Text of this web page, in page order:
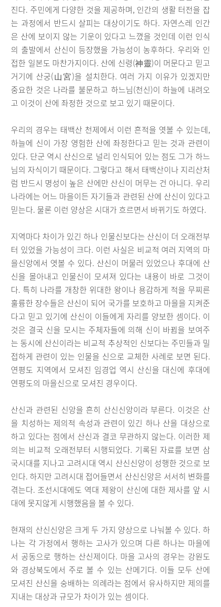
진다. 주민에게 다양한 것을 제공하며, 인간의 생활 터전을 잡
는 과정에서 반드시 살피는 대상이기도 하다. 자연스레 인간
은 산에 보이지 않는 기운이 있다고 느꼈을 것인데 이런 인식
의 출발에서 산신이 등장했을 가능성이 농후하다. 우리와 인
접한 일본도 마찬가지이다. 산에 신령(神靈)이 머문다고 믿고
거기에 산궁(山宮)을 설치한다. 여러 가지 이유가 있겠지만
중요한 것은 나라를 불문하고 하느님(천신)이 하늘에 내려오
고 이것이 산에 좌정한 것으로 보고 있기 때문이다.
우리의 경우는 태백산 천제에서 이런 흔적을 엿볼 수 있는데,
하늘에 신이 가장 영험한 산에 좌정한다고 믿는 것과 관련이
있다. 단군 역시 산신으로 널리 인식되어 있는 점도 그가 하느
님의 자식이기 때문이다. 그렇다고 해서 태백산이나 지리산처
럼 반드시 명성이 높은 산에만 산신이 머무는 건 아니다. 우리
나라에는 어느 마을이든 자기들과 관련된 산에 산신이 있다고
믿는다. 물론 이런 양상은 시대가 흐르면서 바뀌기도 하였다.
지역마다 차이가 있긴 하나 인물신보다는 산신이 더 오래전부
터 있었을 가능성이 크다. 이런 사실은 비교적 여러 지역의 마
을신앙에서 엿볼 수 있다. 산신이 머물러 있었으나 후대에 산
신을 몰아내고 인물신이 모셔져 있다는 내용이 바로 그것이
다. 특히 나라를 개창한 위대한 왕이나 용감하게 적을 무찌른
훌륭한 장수들은 산신이 되어 국가를 보호하고 마을을 지켜준
다고 믿고 있기에 산신이 이들에게 자리를 양보한 셈이다. 이
것은 결국 신을 모시는 주체자들에 의해 신이 바뀜을 보여주
는 동시에 산신이라는 비교적 추상적인 신보다는 주민들과 밀
접하게 관련이 있는 인물을 신으로 교체한 사례로 보면 된다.
연평도 지역에서 모셔진 임경업 역시 산신을 대신에 후대에
연평도의 마을신으로 모셔진 경우이다.
산신과 관련된 신앙을 흔히 산신신앙이라 부른다. 이것은 산
을 치성하는 제의적 속성과 관련이 있긴 하나 산을 대상으로
하고 있다는 점에서 산신과 결코 무관하지 않는다. 이러한 제
의는 비교적 오래전부터 시행되었다. 기록된 자료를 보면 삼
국시대를 지나고 고려시대 역시 산신신앙이 성행한 것으로 보
인다. 하지만 고려시대 접어들면서 산신신앙은 서서히 변화를
겪는다. 조선시대에도 역대 제왕이 산신에 대한 제사를 앞 시
대에 못지않게 시행했음을 볼 수 있다.
현재의 산신신앙은 크게 두 가지 양상으로 나눠볼 수 있다. 하
나는 각 가정에서 행하는 고사가 있으며 다른 하나는 마을에
서 공동으로 행하는 산신제이다. 마을 고사의 경우는 강원도
와 경상북도에서 주로 볼 수 있는 산메기다. 이들 모두 산에
모셔진 산신을 숭배하는 의례라는 점에서 유사하지만 제의를
지내는 대상과 규모가 차이가 있는 셈이다.